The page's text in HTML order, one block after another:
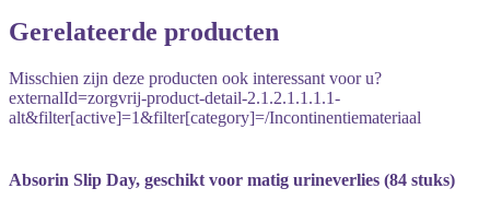
Gerelateerde producten
Misschien zijn deze producten ook interessant voor u?
externalId=zorgvrij-product-detail-2.1.2.1.1.1.1-
alt&filter[active]=1&filter[category]=/Incontinentiemateriaal
Absorin Slip Day, geschikt voor matig urineverlies (84 stuks)